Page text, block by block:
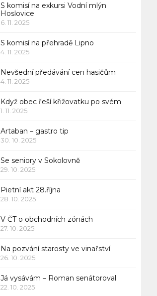
S komisí na exkursi Vodní mlýn
Hoslovice
6. 11. 2025
S komisí na přehradě Lipno
4. 11. 2025
Nevšední předávání cen hasičům
4. 11. 2025
Když obec řeší křižovatku po svém
1. 11. 2025
Artaban – gastro tip
30. 10. 2025
Se seniory v Sokolovně
29. 10. 2025
Pietní akt 28.října
28. 10. 2025
V ČT o obchodních zónách
27. 10. 2025
Na pozvání starosty ve vinařství
26. 10. 2025
Já vysávám – Roman senátoroval
22. 10. 2025